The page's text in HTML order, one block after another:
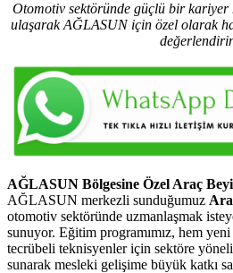
Otomotiv sektöründe güçlü bir kariyer
ulaşarak AĞLASUN için özel olarak
AĞLASUN Bölgesine Özel Araç
AĞLASUN merkezli sunduğumuz
otomotiv sektöründe uzmanlaşmak
sunuyor. Eğitim programımız, hem
tecrübeli teknisyenler için sektöre
sunarak mesleki gelişime büyük katkı